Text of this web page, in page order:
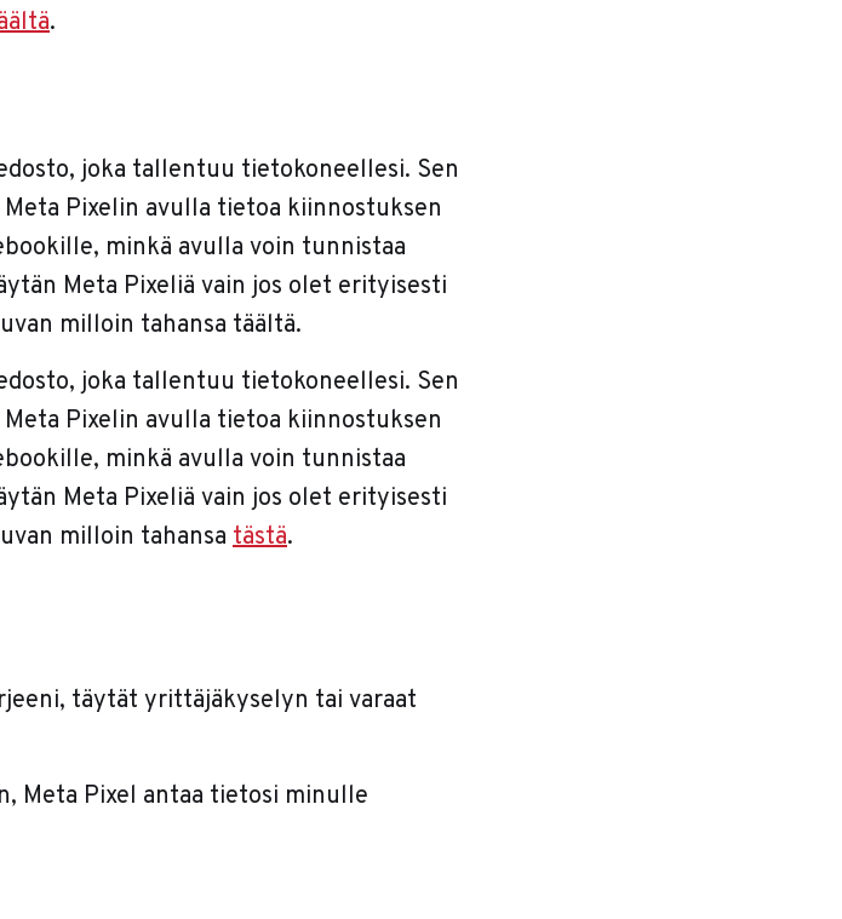
.
joka tallentuu tietokoneellesi. Sen
Pixelin avulla tietoa kiinnostuksen
minkä avulla voin tunnistaa
Meta Pixeliä vain jos olet erityisesti
milloin tahansa täältä.
joka tallentuu tietokoneellesi. Sen
Pixelin avulla tietoa kiinnostuksen
minkä avulla voin tunnistaa
Meta Pixeliä vain jos olet erityisesti
milloin tahansa tästä.
täytät yrittäjäkyselyn tai varaat
Meta Pixel antaa tietosi minulle